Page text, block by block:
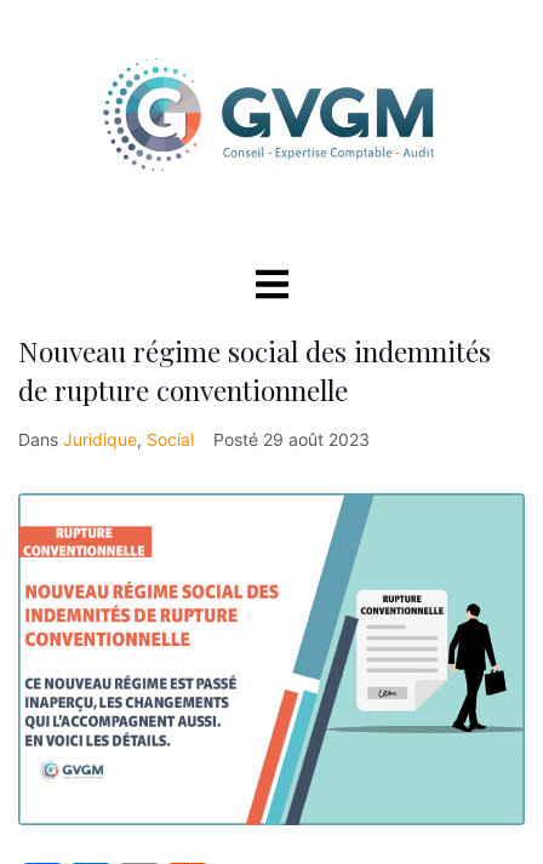
Nouveau régime social des indemnités
de rupture conventionnelle
Dans Juridique, Social Posté 29 août 2023